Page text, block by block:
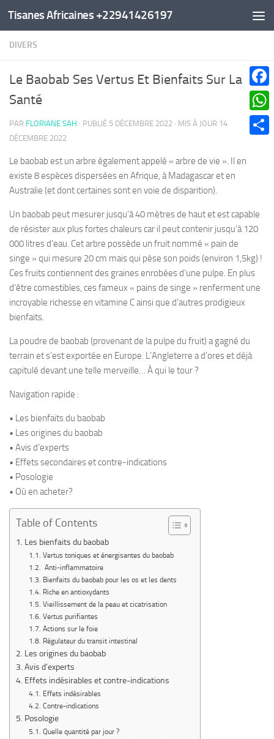
Au dessous du contenu
Tisanes Africaines +22941426197
DIVERS
Le Baobab Ses Vertus Et Bienfaits Sur La
Santé
PAR FLORIANE SAH · PUBLIÉ 5 DÉCEMBRE 2022 · MIS À JOUR 14
DÉCEMBRE 2022
Le baobab est un arbre également appelé « arbre de vie ». Il en
existe 8 espèces dispersées en Afrique, à Madagascar et en
Australie (et dont certaines sont en voie de disparition).
Un baobab peut mesurer jusqu’à 40 mètres de haut et est capable
de résister aux plus fortes chaleurs car il peut contenir jusqu’à 120
000 litres d’eau. Cet arbre possède un fruit nommé « pain de
singe » qui mesure 20 cm mais qui pèse son poids (environ 1,5kg) !
Ces fruits contiennent des graines enrobées d’une pulpe. En plus
d’être comestibles, ces fameux « pains de singe » renferment une
incroyable richesse en vitamine C ainsi que d’autres prodigieux
bienfaits.
La poudre de baobab (provenant de la pulpe du fruit) a gagné du
terrain et s’est exportée en Europe. L’Angleterre a d’ores et déjà
capitulé devant une telle merveille… À qui le tour ?
Navigation rapide :
• Les bienfaits du baobab
• Les origines du baobab
• Avis d’experts
• Effets secondaires et contre-indications
• Posologie
• Où en acheter?
Table of Contents
Les bienfaits du baobab
Vertus toniques et énergisantes du baobab
Anti-inflammatoire
Bienfaits du baobab pour les os et les dents
Riche en antioxydants
Vieillissement de la peau et cicatrisation
Vertus purifiantes
Actions sur le foie
Régulateur du transit intestinal
Les origines du baobab
Avis d’experts
Effets indésirables et contre-indications
Effets indésirables
Contre-indications
Posologie
Quelle quantité par jour ?